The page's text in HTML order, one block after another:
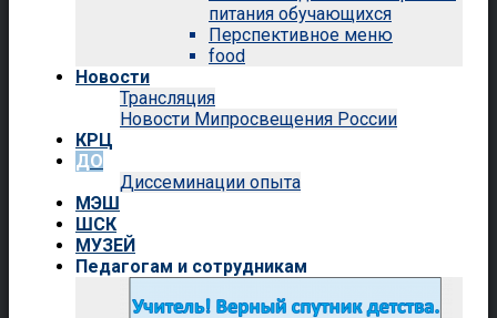
питания обучающихся
Перспективное меню
food
Новости
Трансляция
Новости Мипросвещения России
КРЦ
ДО
Диссеминации опыта
МЭШ
ШСК
МУЗЕЙ
Педагогам и сотрудникам